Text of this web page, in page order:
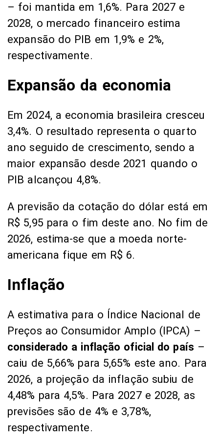
– foi mantida em 1,6%. Para 2027 e
2028, o mercado financeiro estima
expansão do PIB em 1,9% e 2%,
respectivamente.
Expansão da economia
Em 2024, a economia brasileira cresceu
3,4%. O resultado representa o quarto
ano seguido de crescimento, sendo a
maior expansão desde 2021 quando o
PIB alcançou 4,8%.
A previsão da cotação do dólar está em
R$ 5,95 para o fim deste ano. No fim de
2026, estima-se que a moeda norte-
americana fique em R$ 6.
Inflação
A estimativa para o Índice Nacional de
Preços ao Consumidor Amplo (IPCA) –
considerado a inflação oficial do país –
caiu de 5,66% para 5,65% este ano. Para
2026, a projeção da inflação subiu de
4,48% para 4,5%. Para 2027 e 2028, as
previsões são de 4% e 3,78%,
respectivamente.